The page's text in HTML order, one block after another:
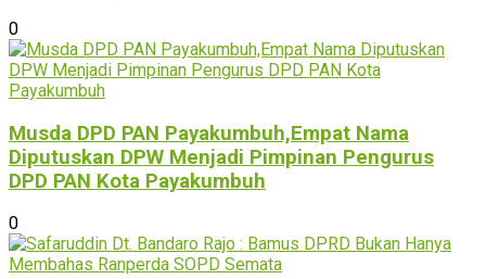
0
Musda DPD PAN Payakumbuh,Empat Nama
Diputuskan DPW Menjadi Pimpinan Pengurus
DPD PAN Kota Payakumbuh
0